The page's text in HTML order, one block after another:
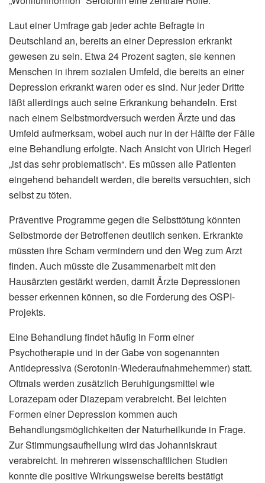
Laut einer Umfrage gab jeder achte Befragte in
Deutschland an, bereits an einer Depression erkrankt
gewesen zu sein. Etwa 24 Prozent sagten, sie kennen
Menschen in ihrem sozialen Umfeld, die bereits an einer
Depression erkrankt waren oder es sind. Nur jeder Dritte
läßt allerdings auch seine Erkrankung behandeln. Erst
nach einem Selbstmordversuch werden Ärzte und das
Umfeld aufmerksam, wobei auch nur in der Hälfte der Fälle
eine Behandlung erfolgte. Nach Ansicht von Ulrich Hegerl
„ist das sehr problematisch“. Es müssen alle Patienten
eingehend behandelt werden, die bereits versuchten, sich
selbst zu töten.
Präventive Programme gegen die Selbsttötung könnten
Selbstmorde der Betroffenen deutlich senken. Erkrankte
müssten ihre Scham vermindern und den Weg zum Arzt
finden. Auch müsste die Zusammenarbeit mit den
Hausärzten gestärkt werden, damit Ärzte Depressionen
besser erkennen können, so die Forderung des OSPI-
Projekts.
Eine Behandlung findet häufig in Form einer
Psychotherapie und in der Gabe von sogenannten
Antidepressiva (Serotonin-Wiederaufnahmehemmer) statt.
Oftmals werden zusätzlich Beruhigungsmittel wie
Lorazepam oder Diazepam verabreicht. Bei leichten
Formen einer Depression kommen auch
Behandlungsmöglichkeiten der Naturheilkunde in Frage.
Zur Stimmungsaufhellung wird das Johanniskraut
verabreicht. In mehreren wissenschaftlichen Studien
konnte die positive Wirkungsweise bereits bestätigt